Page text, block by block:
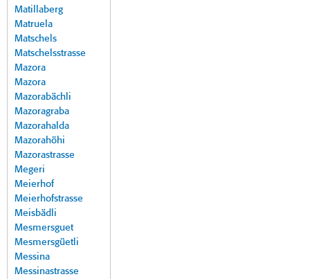
Matillaberg
Matruela
Matschels
Matschelsstrasse
Mazora
Mazora
Mazorabächli
Mazoragraba
Mazorahalda
Mazorahöhi
Mazorastrasse
Megeri
Meierhof
Meierhofstrasse
Meisbädli
Mesmersguet
Mesmersgüetli
Messina
Messinastrasse